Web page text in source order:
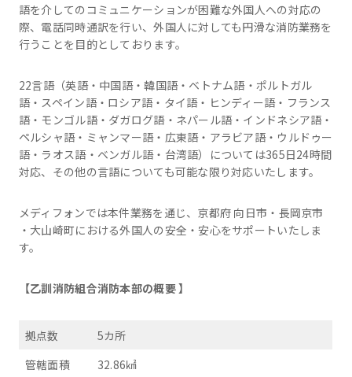
語を介してのコミュニケーションが困難な外国人への対応の
際、電話同時通訳を行い、外国人に対しても円滑な消防業務を
行うことを目的としております。
22言語（英語・中国語・韓国語・ベトナム語・ポルトガル
語・スペイン語・ロシア語・タイ語・ヒンディー語・フランス
語・モンゴル語・ダガログ語・ネパール語・インドネシア語・
ペルシャ語・ミャンマー語・広東語・アラビア語・ウルドゥー
語・ラオス語・ベンガル語・台湾語）については365日24時間
対応、その他の言語についても可能な限り対応いたします。
メディフォンでは本件業務を通じ、京都府 向日市・長岡京市
・大山崎町における外国人の安全・安心をサポートいたしま
す。
【乙訓消防組合消防本部の概要 】
拠点数
5カ所
管轄面積
32.86㎢